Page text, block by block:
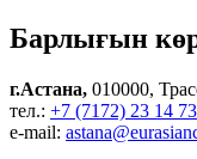
Барлығын
г.Астана, 010000,
тел.: +7 (7172) 23 14 73
e-mail: